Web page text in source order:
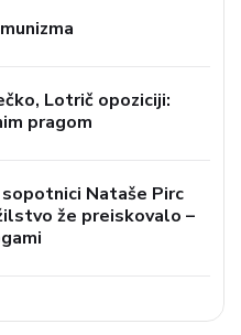
Lotrič opoziciji:
pragom
Nataše Pirc
že preiskovalo –